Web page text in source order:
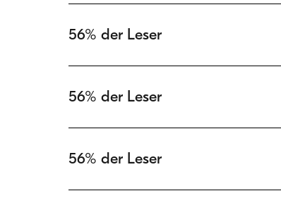
56% der Leser
56% der Leser
56% der Leser